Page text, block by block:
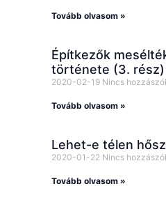
Tovább olvasom »
Építkezők
története (3. rész)
2020-02-19 Nincs
Tovább olvasom »
Lehet-e télen
2020-01-22 Nincs
Tovább olvasom »